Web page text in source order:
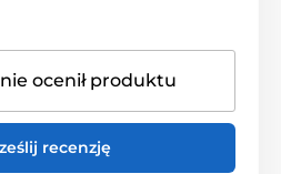
ocenił produktu
recenzję